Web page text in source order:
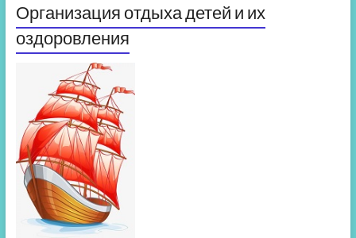
Организация отдыха детей и их
оздоровления